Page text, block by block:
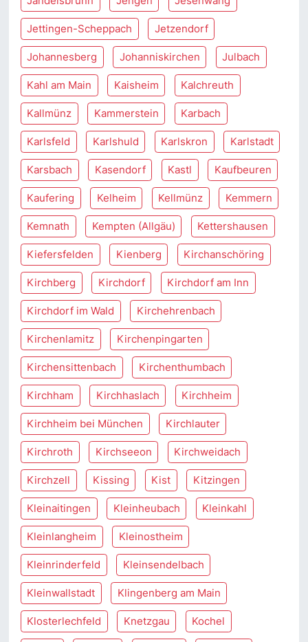
Jettingen-Scheppach Jetzendorf
Johannesberg Johanniskirchen Julbach
Kahl am Main Kaisheim Kalchreuth
Kallmünz Kammerstein Karbach
Karlsfeld Karlshuld Karlskron Karlstadt
Karsbach Kasendorf Kastl Kaufbeuren
Kaufering Kelheim Kellmünz Kemmern
Kemnath Kempten (Allgäu) Kettershausen
Kiefersfelden Kienberg Kirchanschöring
Kirchberg Kirchdorf Kirchdorf am Inn
Kirchdorf im Wald Kirchehrenbach
Kirchenlamitz Kirchenpingarten
Kirchensittenbach Kirchenthumbach
Kirchham Kirchhaslach Kirchheim
Kirchheim bei München Kirchlauter
Kirchroth Kirchseeon Kirchweidach
Kirchzell Kissing Kist Kitzingen
Kleinaitingen Kleinheubach Kleinkahl
Kleinlangheim Kleinostheim
Kleinrinderfeld Kleinsendelbach
Kleinwallstadt Klingenberg am Main
Klosterlechfeld Knetzgau Kochel